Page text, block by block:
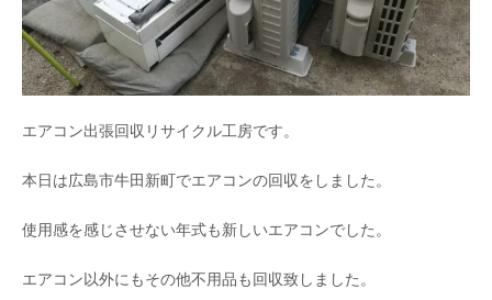
エアコン出張回収リサイクル工房です。
本日は広島市牛田新町でエアコンの回収をしました。
使用感を感じさせない年式も新しいエアコンでした。
エアコン以外にもその他不用品も回収致しました。